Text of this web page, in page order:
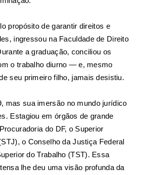
propósito de garantir direitos e
ingressou na Faculdade de Direito
a graduação, conciliou os
o trabalho diurno — e, mesmo
seu primeiro filho, jamais desistiu.
mas sua imersão no mundo jurídico
Estagiou em órgãos de grande
do DF, o Superior
o Conselho da Justiça Federal
do Trabalho (TST). Essa
lhe deu uma visão profunda da